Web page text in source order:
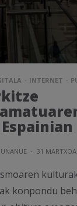
INTERNET
· 31
konpondu